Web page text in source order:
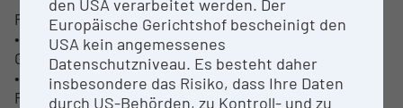
Phasenidentifikation:
• Darstellung der Kristallit-Orientierung in einem
Gefüge
• Untersuchung von Korngrenzen,
Probenmorphologien und höher-dimensionalen
den USA verarbeitet werden. Der
Europäische Gerichtshof bescheinigt den
USA kein angemessenes
Datenschutzniveau. Es besteht daher
insbesondere das Risiko, dass Ihre Daten
durch US-Behörden, zu Kontroll- und zu